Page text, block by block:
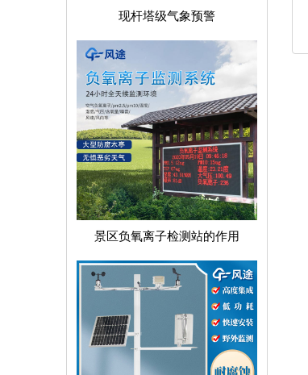
现杆塔级气象预警
景区负氧离子检测站的作用